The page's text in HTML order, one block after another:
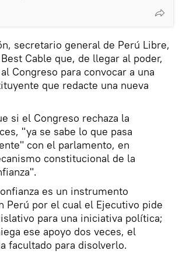
secretario general de Perú Libre,
Cable que, de llegar al poder,
Congreso para convocar a una
que redacte una nueva
si el Congreso rechaza la
"ya se sabe lo que pasa
con el parlamento, en
constitucional de la
es un instrumento
Perú por el cual el Ejecutivo pide
para una iniciativa política;
ese apoyo dos veces, el
facultado para disolverlo.